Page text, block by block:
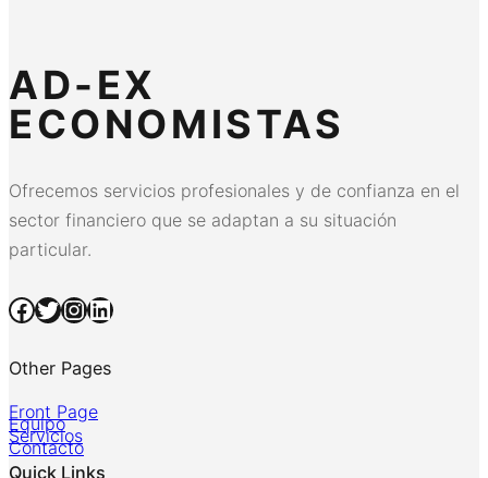
AD-EX
ECONOMISTAS
Ofrecemos servicios profesionales y de confianza en el
sector financiero que se adaptan a su situación
particular.
Facebook Twitter InstagramLinkedIn
Other Pages
Front Page
Equipo
Servicios
Contacto
Quick Links